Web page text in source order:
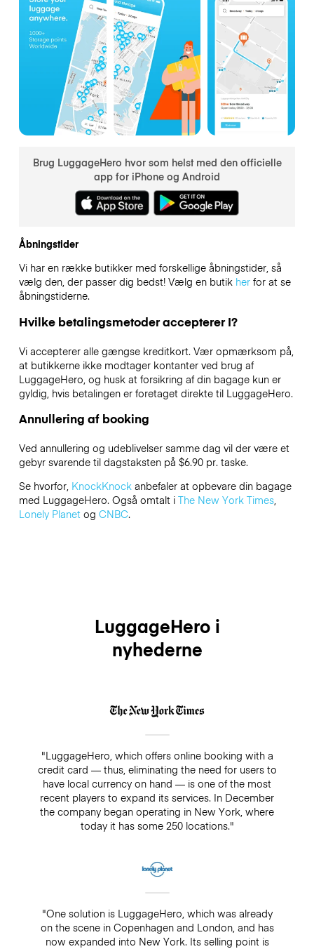
Brug LuggageHero hvor som helst med den officielle
app for iPhone og Android
Åbningstider
Vi har en række butikker med forskellige åbningstider, så
vælg den, der passer dig bedst! Vælg en butik herfor at se
åbningstiderne.
Hvilke betalingsmetoder accepterer I?
Vi accepterer alle gængse kreditkort. Vær opmærksom på,
at butikkerne ikke modtager kontanter ved brug af
LuggageHero, og husk at forsikring af din bagage kun er
gyldig, hvis betalingen er foretaget direkte til LuggageHero.
Annullering af booking
Ved annullering og udeblivelser samme dag vil der være et
gebyr svarende til dagstaksten på $6.90 pr. taske.
Se hvorfor, KnockKnockanbefaler at opbevare din bagage
med LuggageHero. Også omtalt i The New York Times,
Lonely Planetog CNBC.
LuggageHero i
nyhederne
"LuggageHero, which offers online booking with a
credit card — thus, eliminating the need for users to
have local currency on hand — is one of the most
recent players to expand its services. In December
the company began operating in New York, where
today it has some 250 locations."
"One solution is LuggageHero, which was already
on the scene in Copenhagen and London, and has
now expanded into New York. Its selling point is